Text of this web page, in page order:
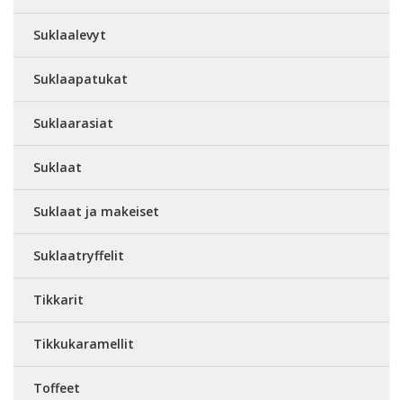
Suklaalevyt
Suklaapatukat
Suklaarasiat
Suklaat
Suklaat ja makeiset
Suklaatryffelit
Tikkarit
Tikkukaramellit
Toffeet